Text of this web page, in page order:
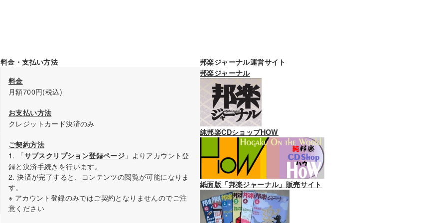
料金・支払い方法
料金
月額700円(税込)
お支払い方法
クレジットカード決済のみ
ご契約方法
1. 「サブスクリプション登録ページ 」よりアカウント登
録と決済手続きを行います。
2. 決済が完了すると、コンテンツの閲覧が可能になりま
す。
※ アカウント登録のみではご契約となりませんのでご注
意ください
邦楽ジャーナル運営サイト
邦楽ジャーナル
純邦楽CDショップHOW
紙面版「邦楽ジャーナル」販売サイト